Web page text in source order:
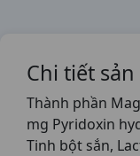
Chi tiết
Thành phần
mg Pyridoxin
Tinh bột sắn,